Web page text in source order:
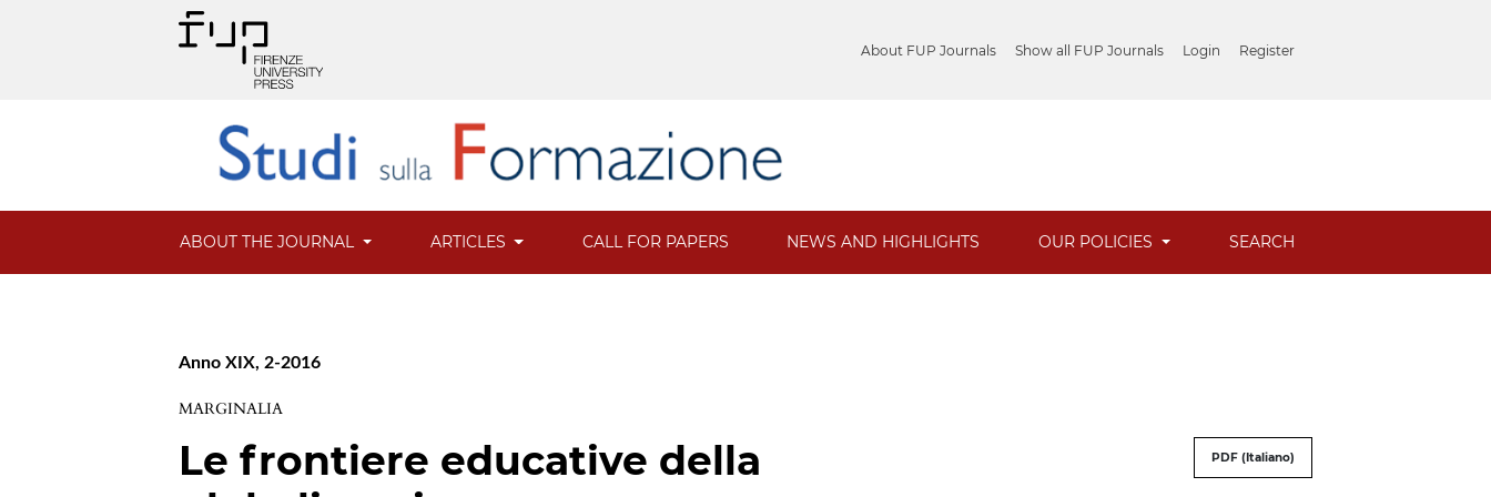
About FUP Journals Show all FUP Journals Login Register
ABOUT THE JOURNAL ARTICLES CALL FOR PAPERS NEWS AND HIGHLIGHTS OUR POLICIES SEARCH
Anno XIX, 2-2016
MARGINALIA
Le frontiere educative della
PDF (Italiano)